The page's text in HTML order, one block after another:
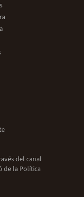
del canal
de la Política